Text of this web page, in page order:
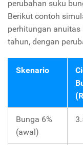
perubahan suku
Berikut contoh
perhitungan
tahun, dengan
Skenario
Bunga 6%
(awal)